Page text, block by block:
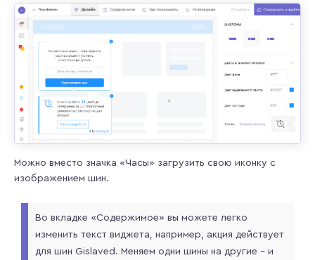
Можно вместо значка «Часы» загрузить свою иконку с
изображением шин.
Во вкладке «Содержимое» вы можете легко
изменить текст виджета, например, акция действует
для шин Gislaved. Меняем одни шины на другие – и